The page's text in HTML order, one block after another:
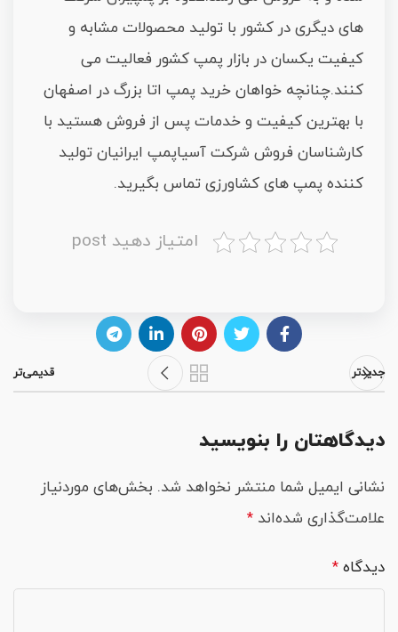
های دیگری در کشور با تولید محصولات مشابه و
کیفیت یکسان در بازار پمپ کشور فعالیت می
کنند.چنانچه خواهان خرید پمپ اتا بزرگ در اصفهان
با بهترین کیفیت و خدمات پس از فروش هستید با
کارشناسان فروش شرکت آسیاپمپ ایرانیان تولید
کننده پمپ های کشاورزی تماس بگیرید.
امتیاز دهید post
جدیدتر قدیمی‌تر
دیدگاهتان را بنویسید
نشانی ایمیل شما منتشر نخواهد شد. بخش‌های موردنیاز
علامت‌گذاری شده‌اند *
دیدگاه *